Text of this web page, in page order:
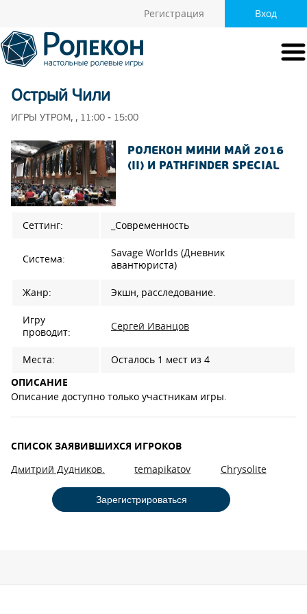
Вход
Регистрация
Острый Чили
ИГРЫ УТРОМ, , 11:00 - 15:00
РОЛЕКОН МИНИ МАЙ 2016
(II) И PATHFINDER SPECIAL
Сеттинг: _Современность
Система:
Savage Worlds (Дневник
авантюриста)
Жанр: Экшн, расследование.
Игру
проводит:
Сергей Иванцов
Места: Осталось 1 мест из 4
ОПИСАНИЕ
Описание доступно только участникам игры.
СПИСОК ЗАЯВИВШИХСЯ ИГРОКОВ
Дмитрий Дудников. temapikatov Chrysolite
Зарегистрироваться